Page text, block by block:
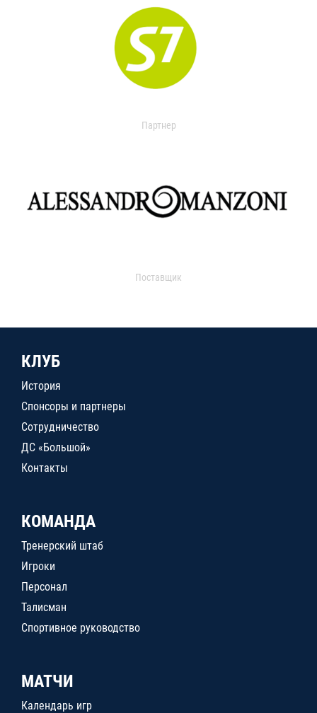
Партнер
Поставщик
КЛУБ
История
Спонсоры и партнеры
Сотрудничество
ДС «Большой»
Контакты
КОМАНДА
Тренерский штаб
Игроки
Персонал
Талисман
Спортивное руководство
МАТЧИ
Календарь игр